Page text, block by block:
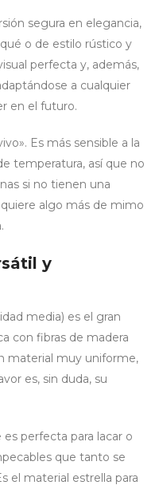
segura en elegancia,
o de estilo rústico y
perfecta y, además,
a cualquier
en el futuro.
Es más sensible a la
temperatura, así que no
si no tienen una
algo más de mimo
y
media) es el gran
con fibras de madera
material muy uniforme,
es, sin duda, su
perfecta para lacar o
que tanto se
el material estrella para